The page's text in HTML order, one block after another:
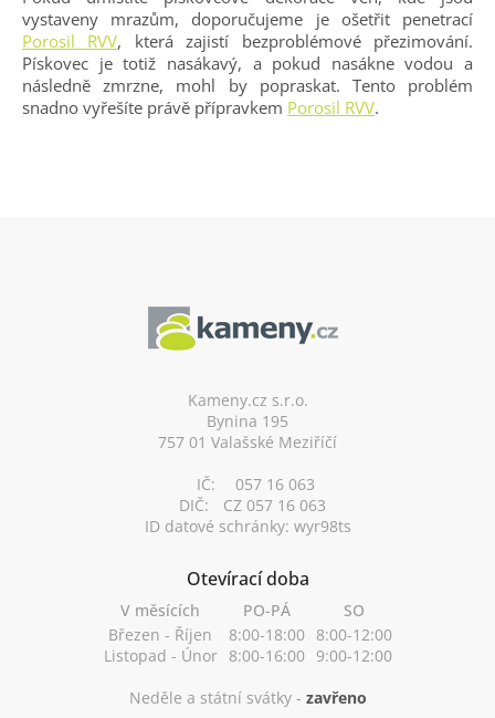
vystaveny mrazům, doporučujeme je ošetřit penetrací
Porosil RVV, která zajistí bezproblémové přezimování.
Pískovec je totiž nasákavý, a pokud nasákne vodou a
následně zmrzne, mohl by popraskat. Tento problém
snadno vyřešíte právě přípravkem Porosil RVV.
Kameny.cz s.r.o.
Bynina 195
757 01 Valašské Meziříčí
IČ:
057 16 063
DIČ:
CZ 057 16 063
ID datové schránky: wyr98ts
Otevírací doba
V měsících PO-PÁ
SO
Březen - Říjen
8:00-18:00 8:00-12:00
Listopad - Únor 8:00-16:00 9:00-12:00
Neděle a státní svátky - zavřeno